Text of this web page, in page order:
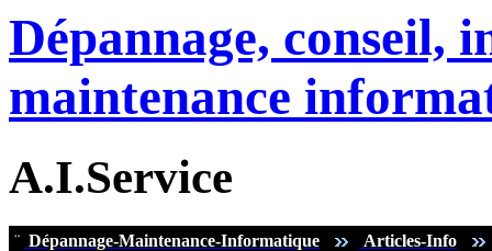
Dépannage, conseil,
maintenance
A.I.Service
¨ Dépannage-Maintenance-Informatique Articles-Info